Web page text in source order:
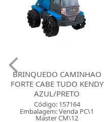
BRINQUEDO CAMINHAO
FORTE CABE TUDO KENDY
AZUL/PRETO
Código: 157164
Embalagem: Venda PC\1
Master CM\12